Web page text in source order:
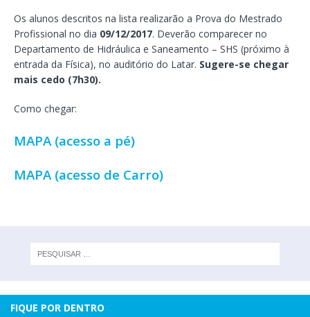
Os alunos descritos na lista realizarão a Prova do Mestrado
Profissional no dia 09/12/2017. Deverão comparecer no
Departamento de Hidráulica e Saneamento – SHS (próximo à
entrada da Física), no auditório do Latar. Sugere-se chegar
mais cedo (7h30).
Como chegar:
MAPA (acesso a pé)
MAPA (acesso de Carro)
FIQUE POR DENTRO